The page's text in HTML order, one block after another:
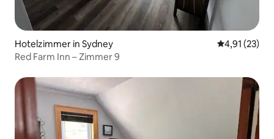
Hotelzimmer in Sydney
4,91 (23)
Red Farm Inn – Zimmer 9